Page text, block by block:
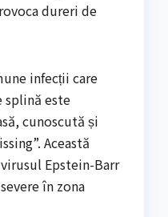
dureri de
infecții care
splină este
cunoscută și
Această
Epstein-Barr
în zona